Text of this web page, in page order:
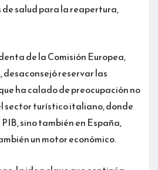
salud para la reapertura,
de la Comisión Europea,
desaconsejó reservar las
ha calado de preocupación no
sector turístico italiano, donde
sino también en España,
un motor económico.